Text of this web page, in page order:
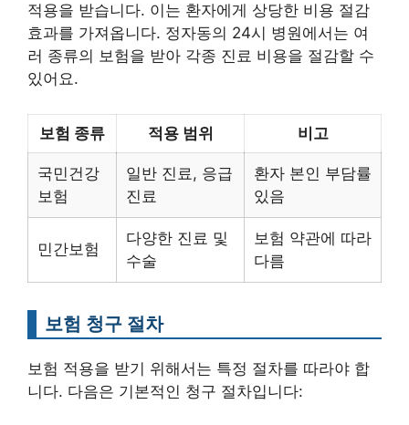
적용을 받습니다. 이는 환자에게 상당한 비용 절감
효과를 가져옵니다. 정자동의 24시 병원에서는 여
러 종류의 보험을 받아 각종 진료 비용을 절감할 수
있어요.
보험 종류 적용 범위 비고
국민건강
보험
일반 진료, 응급
진료
환자 본인 부담률
있음
민간보험
다양한 진료 및
수술
보험 약관에 따라
다름
보험 청구 절차
보험 적용을 받기 위해서는 특정 절차를 따라야 합
니다. 다음은 기본적인 청구 절차입니다: